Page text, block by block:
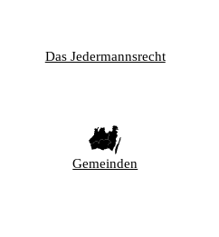
Das Jedermannsrecht
Gemeinden